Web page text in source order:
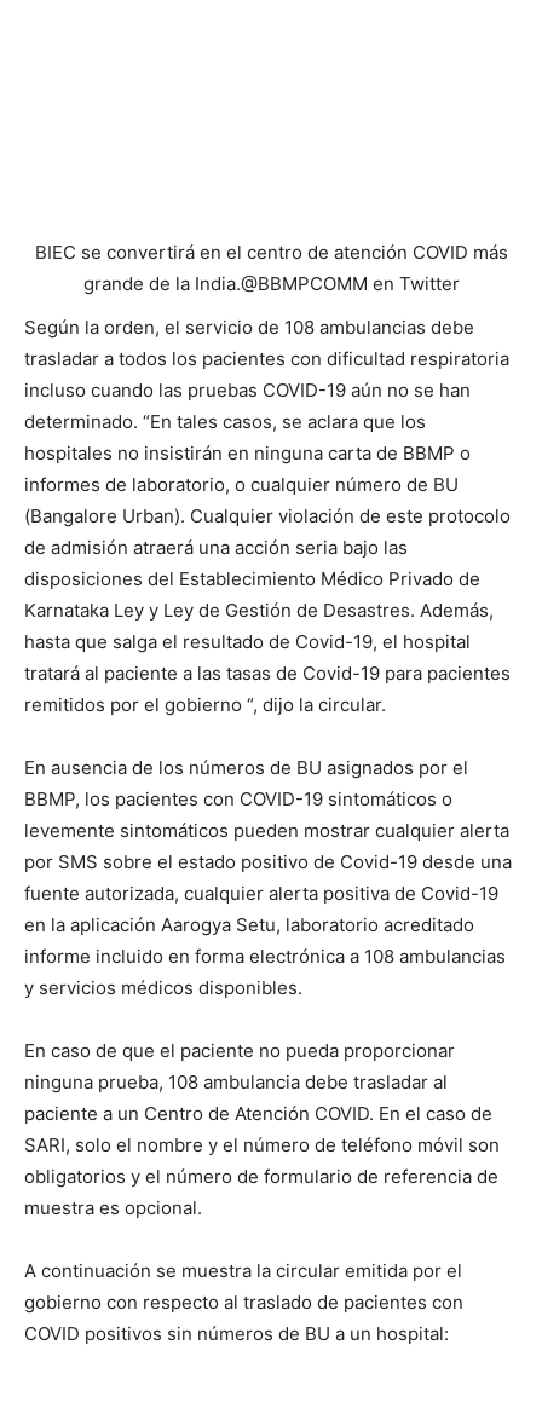
trasladar a todos los pacientes con dificultad respiratoria
incluso cuando las pruebas COVID-19 aún no se han
determinado. “En tales casos, se aclara que los
hospitales no insistirán en ninguna carta de BBMP o
informes de laboratorio, o cualquier número de BU
(Bangalore Urban). Cualquier violación de este protocolo
de admisión atraerá una acción seria bajo las
disposiciones del Establecimiento Médico Privado de
Karnataka Ley y Ley de Gestión de Desastres. Además,
hasta que salga el resultado de Covid-19, el hospital
tratará al paciente a las tasas de Covid-19 para pacientes
remitidos por el gobierno “, dijo la circular.
En ausencia de los números de BU asignados por el
BBMP, los pacientes con COVID-19 sintomáticos o
levemente sintomáticos pueden mostrar cualquier alerta
fuente autorizada, cualquier alerta positiva de Covid-19
en la aplicación Aarogya Setu, laboratorio acreditado
informe incluido en forma electrónica a 108 ambulancias
y servicios médicos disponibles.
En caso de que el paciente no pueda proporcionar
ninguna prueba, 108 ambulancia debe trasladar al
paciente a un Centro de Atención COVID. En el caso de
obligatorios y el número de formulario de referencia de
muestra es opcional.
A continuación se muestra la circular emitida por el
gobierno con respecto al traslado de pacientes con
COVID positivos sin números de BU a un hospital: